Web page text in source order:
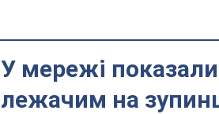
У мережі
лежачим на